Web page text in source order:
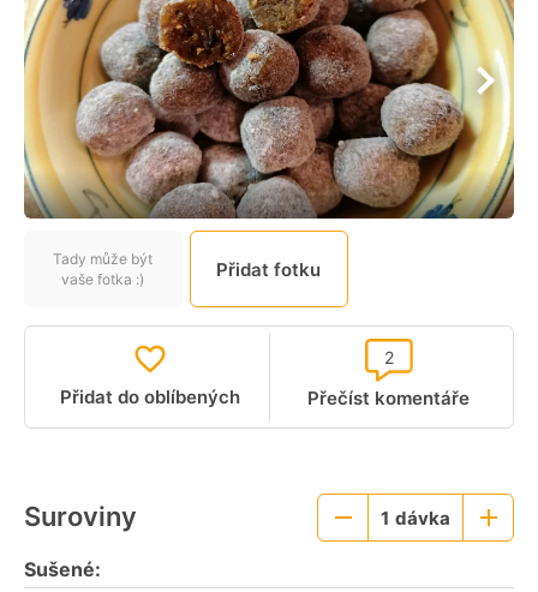
Tady může být
vaše fotka :)
Přidat fotku
Přidat do oblíbených Přečíst komentáře
2
Suroviny
Menší
1 dávka
Větší
Sušené: